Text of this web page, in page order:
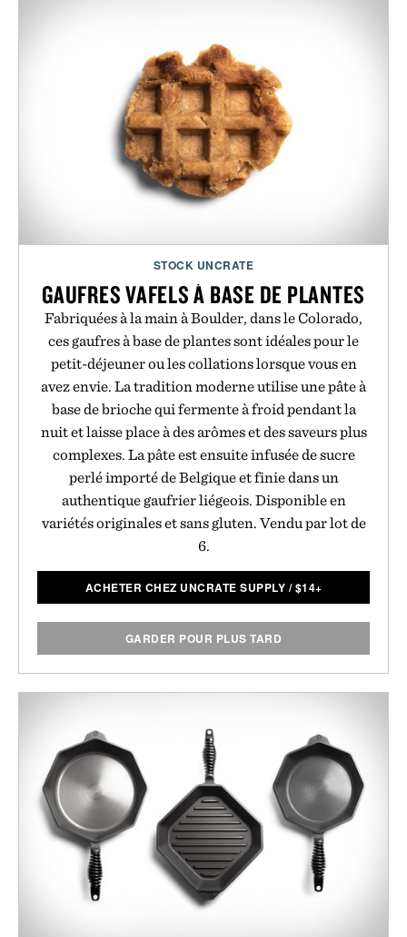
STOCK UNCRATE
GAUFRES VAFELS À BASE DE PLANTES
Fabriquées à la main à Boulder, dans le Colorado,
ces gaufres à base de plantes sont idéales pour le
petit-déjeuner ou les collations lorsque vous en
avez envie. La tradition moderne utilise une pâte à
base de brioche qui fermente à froid pendant la
nuit et laisse place à des arômes et des saveurs plus
complexes. La pâte est ensuite infusée de sucre
perlé importé de Belgique et finie dans un
authentique gaufrier liégeois. Disponible en
variétés originales et sans gluten. Vendu par lot de
6.
ACHETER CHEZ UNCRATE SUPPLY /$14+
GARDER POUR PLUS TARD